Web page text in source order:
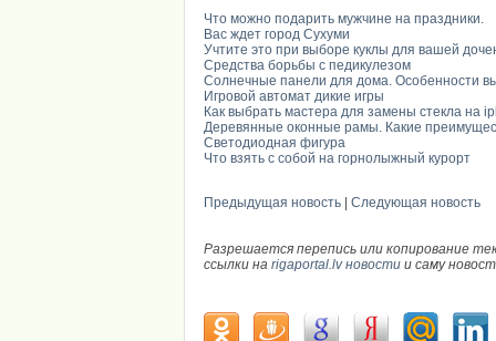
Что можно подарить мужчине на праздники.
Вас ждет город Сухуми
Учтите это при выборе куклы для вашей
Средства борьбы с педикулезом
Солнечные панели для дома. Особенности
Игровой автомат дикие игры
Как выбрать мастера для замены стекла на
Деревянные оконные рамы. Какие
Светодиодная фигура
Что взять с собой на горнолыжный курорт
Предыдущая новость Следующая новость
Разрешается перепись или копирование
ссылки на rigaportal.lv новости и саму